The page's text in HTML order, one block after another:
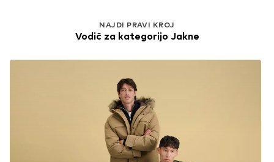
NAJDI PRAVI KROJ
Vodič za kategorijo Jakne